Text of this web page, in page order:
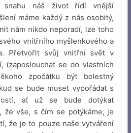
snahu náš život řídí vnější
máme každý z nás osobitý,
nám nikdo neporadí, lze toho
vnitřního myšlenkového a
Přetvořit svůj vnitřní svět v
(zaposlouchat se do vlastních
zpočátku být bolestný
se bude muset vypořádat s
ať už se bude dotýkat
že vše, s čím se potýkáme, je
že je to pouze naše vytváření